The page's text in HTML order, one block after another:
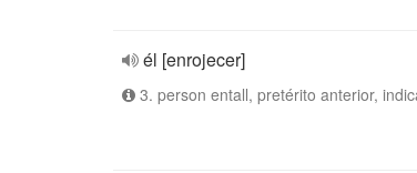
él [enrojecer]
3. person entall, pretérito anterior,